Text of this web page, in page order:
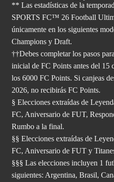
** Las estadísticas de la
SPORTS FC™ 26 Football
únicamente en los siguientes
Champions y Draft.
††Debes completar los pasos
inicial de FC Points antes del 15
los 6000 FC Points. Si canjeas
2026, no recibirás FC Points.
§ Elecciones extraídas de
FC, Aniversario de FUT,
Rumbo a la final.
§§ Elecciones extraídas de
FC, Aniversario de FUT y
§§§ Las elecciones incluyen 1
siguientes: Argentina, Brasil,